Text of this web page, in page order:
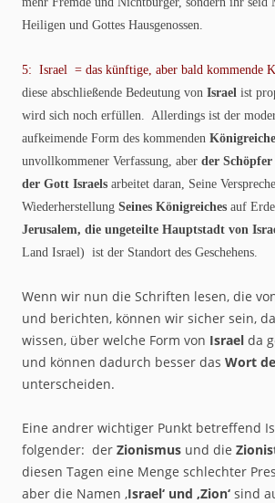
Heiligen und Gottes Hausgenossen.
5: Israel = das künftige, aber bald kommende
diese abschließende Bedeutung von Israel ist
wird sich noch erfüllen. Allerdings ist der
aufkeimende Form des kommenden
unvollkommener Verfassung, aber der Schöpfer
der Gott Israels arbeitet daran, Seine
Wiederherstellung Seines Königreiches auf
Jerusalem, die ungeteilte Hauptstadt von
Land Israel) ist der Standort des Geschehens.
Wenn wir nun die Schriften lesen, die
und berichten, können wir sicher sein,
wissen, über welche Form von Israel da
und können dadurch besser das Wort
unterscheiden.
Eine andrer wichtiger Punkt betreffend
folgender: der Zionismus und die
diesen Tagen eine Menge schlechter
aber die Namen ‚Israel‘ und ‚Zion‘ sind